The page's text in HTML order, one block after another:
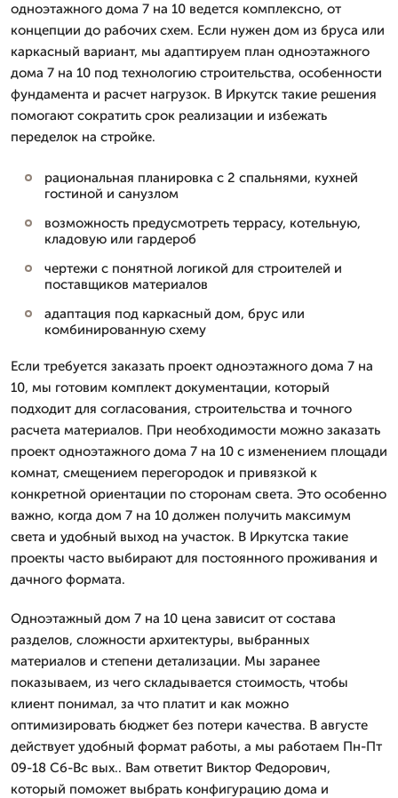
одноэтажного дома 7 на 10 ведется комплексно, от
концепции до рабочих схем. Если нужен дом из бруса или
каркасный вариант, мы адаптируем план одноэтажного
дома 7 на 10 под технологию строительства, особенности
фундамента и расчет нагрузок. В Иркутск такие решения
помогают сократить срок реализации и избежать
переделок на стройке.
рациональная планировка с 2 спальнями, кухней
гостиной и санузлом
возможность предусмотреть террасу, котельную,
кладовую или гардероб
чертежи с понятной логикой для строителей и
поставщиков материалов
адаптация под каркасный дом, брус или
комбинированную схему
Если требуется заказать проект одноэтажного дома 7 на
10, мы готовим комплект документации, который
подходит для согласования, строительства и точного
расчета материалов. При необходимости можно заказать
проект одноэтажного дома 7 на 10 с изменением площади
комнат, смещением перегородок и привязкой к
конкретной ориентации по сторонам света. Это особенно
важно, когда дом 7 на 10 должен получить максимум
света и удобный выход на участок. В Иркутска такие
проекты часто выбирают для постоянного проживания и
дачного формата.
Одноэтажный дом 7 на 10 цена зависит от состава
разделов, сложности архитектуры, выбранных
материалов и степени детализации. Мы заранее
показываем, из чего складывается стоимость, чтобы
клиент понимал, за что платит и как можно
оптимизировать бюджет без потери качества. В августе
действует удобный формат работы, а мы работаем Пн-Пт
09-18 Сб-Вс вых.. Вам ответит Виктор Федорович,
который поможет выбрать конфигурацию дома и